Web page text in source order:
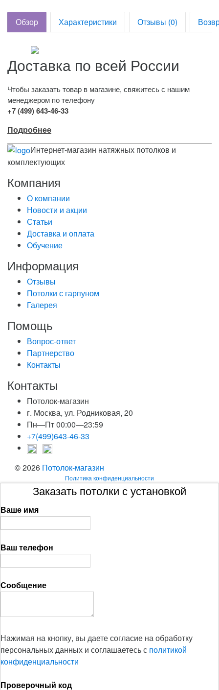
Обзор Характеристики Отзывы (0)
Доставка по всей России
Чтобы заказать товар в магазине, свяжитесь с нашим
менеджером по телефону
+7 (499) 643-46-33
Подробнее
Интернет-магазин натяжных потолков и
комплектующих
Компания
О компании
Новости и акции
Статьи
Доставка и оплата
Обучение
Информация
Отзывы
Потолки с гарпуном
Галерея
Помощь
Вопрос-ответ
Партнерство
Контакты
Контакты
Потолок-магазин
г. Москва, ул. Родниковая, 20
Пн—Пт 00:00—23:59
+7(499)643-46-33
© 2026 Потолок-магазин
Политика конфиденциальности
Заказать потолки с установкой
Ваше имя
Ваш телефон
Сообщение
Нажимая на кнопку, вы даете согласие на обработку
персональных данных и соглашаетесь с политикой
конфиденциальности
Проверочный код